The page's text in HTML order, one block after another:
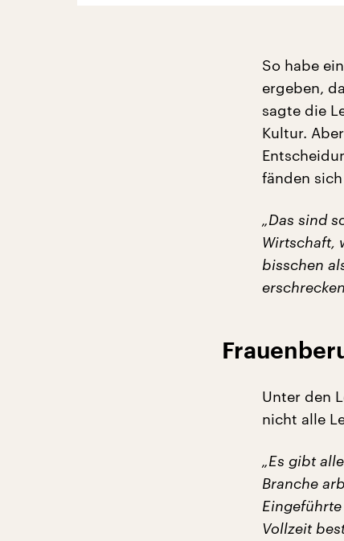
So habe
ergeben,
sagte die
Kultur.
fänden
„Das sind
Wirtschaft,
bisschen
Unter den
nicht alle
„Es gibt
Branche
Vollzeit